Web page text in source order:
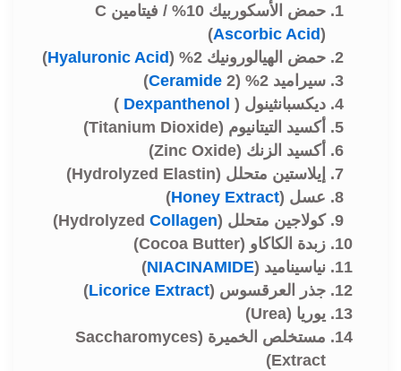
حمض الأسكوربيك 10% / فيتامين C
(Ascorbic Acid)
حمض الهيالورونيك 2% (
Hyaluronic Acid
)
سيراميد 2% (
Ceramide 2)
ديكسبانثينول ( Dexpanthenol
)
أكسيد التيتانيوم (Titanium Dioxide)
أكسيد الزنك (Zinc Oxide)
إيلاستين متحلل (Hydrolyzed Elastin)
عسل (Honey Extract
)
كولاجين متحلل (HydrolyzedCollagen
)
زبدة الكاكاو (Cocoa Butter)
نياسيناميد (NIACINAMIDE
)
جذر العرقسوس (Licorice Extract
)
يوريا (Urea)
مستخلص الخميرة (Saccharomyces
Extract)